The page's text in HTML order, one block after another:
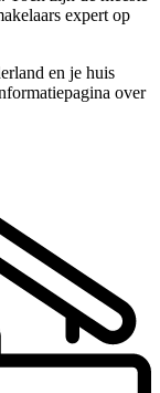
expert op
en je huis
over